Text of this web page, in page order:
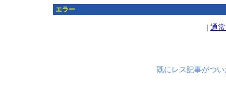
エラー
| 通
既にレス記事がつ